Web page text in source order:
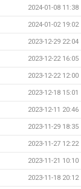
2024-01-08 11:38
2024-01-02 19:02
2023-12-29 22:04
2023-12-22 16:05
2023-12-22 12:00
2023-12-18 15:01
2023-12-11 20:46
2023-11-29 18:35
2023-11-27 12:22
2023-11-21 10:10
2023-11-18 20:12